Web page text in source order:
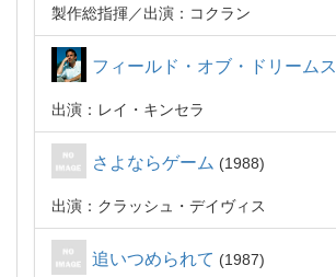
製作総指揮 出演：コクラン
フィールド・オブ・ドリームス
出演：レイ・キンセラ
さよならゲーム 1988
出演：クラッシュ・デイヴィス
追いつめられて 1987